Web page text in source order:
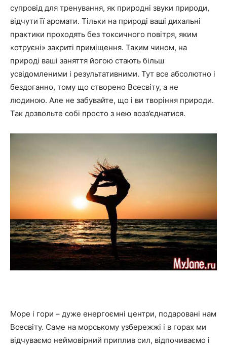
супровід для тренування, як природні звуки природи,
відчути її аромати. Тільки на природі ваші дихальні
практики проходять без токсичного повітря, яким
«отруєні» закриті приміщення. Таким чином, на
природі ваші заняття йогою стають більш
усвідомленими і результативними. Тут все абсолютно і
бездоганно, тому що створено Всесвіту, а не
людиною. Але не забувайте, що і ви творіння природи.
Так дозвольте собі просто з нею возз’єднатися.
Море і гори – дуже енергоємні центри, подаровані нам
Всесвіту. Саме на морському узбережжі і в горах ми
відчуваємо неймовірний приплив сил, відпочиваємо і